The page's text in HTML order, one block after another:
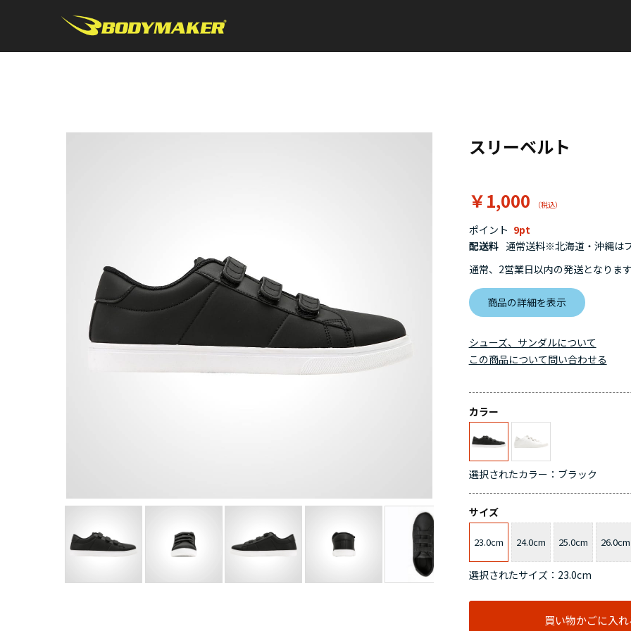
スリーベルト
￥1,000
ポイント 9
配送料 通常送料※北海道・沖縄は
通常、2営業日以内の発送となります
商品の詳細を表示
シューズ、サンダルについて
カラー
選択されたカラー：ブラック
サイズ
23.0cm 24.0cm 25.0cm 26.0cm
選択されたサイズ：23.0cm
買い物かごに入れ
この商品について問い合わせる